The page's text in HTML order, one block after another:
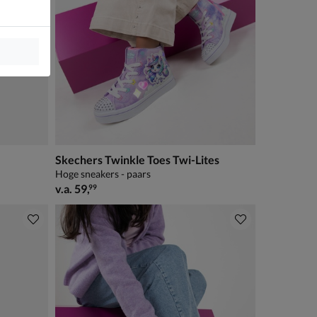
Skechers Twinkle Toes Twi-Lites
Hoge sneakers - paars
vanaf € 59,99
v.a. 59,99